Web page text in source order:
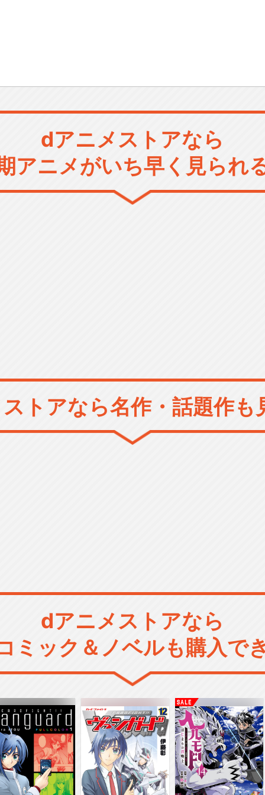
dアニメストアなら
アニメがいち早く見られ
トアなら名作・話題作も
dアニメストアなら
ミック＆ノベルも購入で